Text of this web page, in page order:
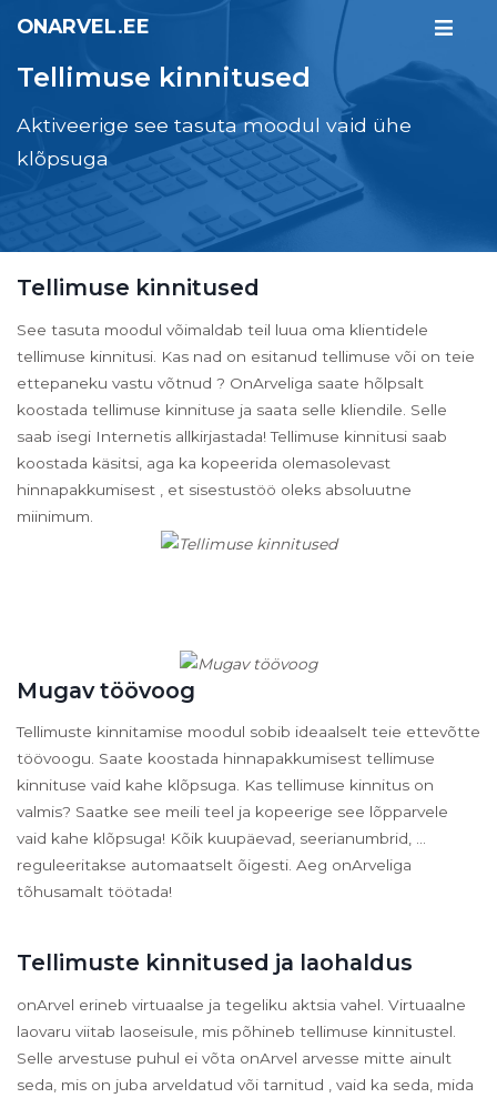
ONARVEL.EE
Tellimuse kinnitused
Aktiveerige see tasuta moodul vaid ühe
klõpsuga
Tellimuse kinnitused
See tasuta moodul võimaldab teil luua oma klientidele
tellimuse kinnitusi. Kas nad on esitanud tellimuse või on teie
ettepaneku vastu võtnud ? OnArveliga saate hõlpsalt
koostada tellimuse kinnituse ja saata selle kliendile. Selle
saab isegi Internetis allkirjastada! Tellimuse kinnitusi saab
koostada käsitsi, aga ka kopeerida olemasolevast
hinnapakkumisest , et sisestustöö oleks absoluutne
miinimum.
Mugav töövoog
Tellimuste kinnitamise moodul sobib ideaalselt teie ettevõtte
töövoogu. Saate koostada hinnapakkumisest tellimuse
kinnituse vaid kahe klõpsuga. Kas tellimuse kinnitus on
valmis? Saatke see meili teel ja kopeerige see lõpparvele
vaid kahe klõpsuga! Kõik kuupäevad, seerianumbrid, ...
reguleeritakse automaatselt õigesti. Aeg onArveliga
tõhusamalt töötada!
Tellimuste kinnitused ja laohaldus
onArvel erineb virtuaalse ja tegeliku aktsia vahel. Virtuaalne
laovaru viitab laoseisule, mis põhineb tellimuse kinnitustel.
Selle arvestuse puhul ei võta onArvel arvesse mitte ainult
seda, mis on juba arveldatud või tarnitud , vaid ka seda, mida